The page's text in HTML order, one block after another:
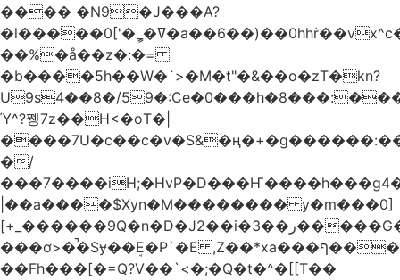
���� �N9�J���A?
�l�����0['�ީ_�ߜ�a��6��)��0hhṙ��vx^c�>A�2�EA�
��%�å��z�:�=
�b����5h��W�`>�M�t"�&��o�zT�kn?
U9s4��8�/
Ύ^?쪵7z��H<�oΤ�|
�/
|��a����$Xyn�M�������� y�m���0]
[+_������9Q�n�D�J2��i�ر��3�����G��Q�c?
���ơ>�̚�Sɏ��ܱE�P`�Ε ,Z��*xa���ף���N��Nd��()$��]�k���%L���4�O�u����Qf���������h���N˥��(`�j��7.�X����gD��,,
��Fh���[�=Q?V��`<�;�Q�t�^�[[T��